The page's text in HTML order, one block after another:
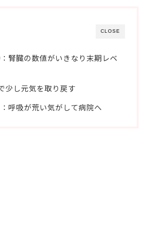
CLOSE
腎臓の数値がいきなり末期レベ
少し元気を取り戻す
呼吸が荒い気がして病院へ